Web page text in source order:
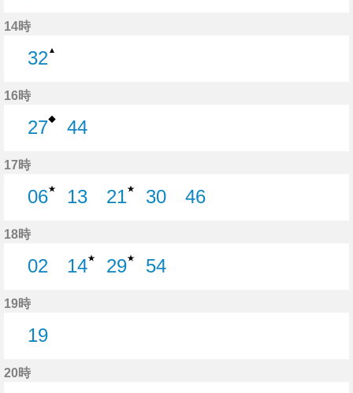
14時
32▲
16時
27◆
44
17時
06★
13
21★
30
46
18時
02
14★
29★
54
19時
19
20時